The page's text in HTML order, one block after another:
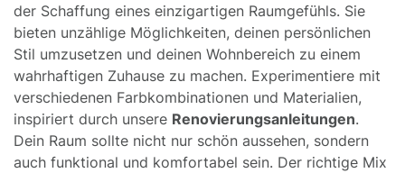
der Schaffung eines einzigartigen Raumgefühls. Sie
bieten unzählige Möglichkeiten, deinen persönlichen
Stil umzusetzen und deinen Wohnbereich zu einem
wahrhaftigen Zuhause zu machen. Experimentiere mit
verschiedenen Farbkombinationen und Materialien,
inspiriert durch unsere Renovierungsanleitungen.
Dein Raum sollte nicht nur schön aussehen, sondern
auch funktional und komfortabel sein. Der richtige Mix